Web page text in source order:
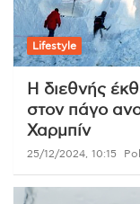
Lifestyle
Η διεθνής
στον πάγο
Χαρμπίν
25/12/2024, 10:15